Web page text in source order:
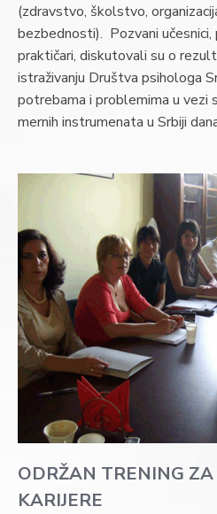
(zdravstvo, školstvo,
bezbednosti). Pozvani
praktičari, diskutovali su o
istraživanju Društva psihologa
potrebama i problemima u vezi
mernih instrumenata u Srbiji
ODRŽAN TRENING
KARIJERE